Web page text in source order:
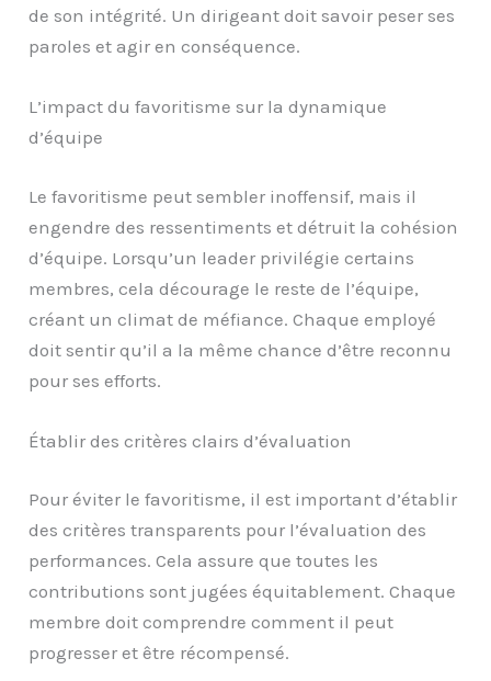
de son intégrité. Un dirigeant doit savoir peser ses
paroles et agir en conséquence.
L’impact du favoritisme sur la dynamique
d’équipe
Le favoritisme peut sembler inoffensif, mais il
engendre des ressentiments et détruit la cohésion
d’équipe. Lorsqu’un leader privilégie certains
membres, cela décourage le reste de l’équipe,
créant un climat de méfiance. Chaque employé
doit sentir qu’il a la même chance d’être reconnu
pour ses efforts.
Établir des critères clairs d’évaluation
Pour éviter le favoritisme, il est important d’établir
des critères transparents pour l’évaluation des
performances. Cela assure que toutes les
contributions sont jugées équitablement. Chaque
membre doit comprendre comment il peut
progresser et être récompensé.